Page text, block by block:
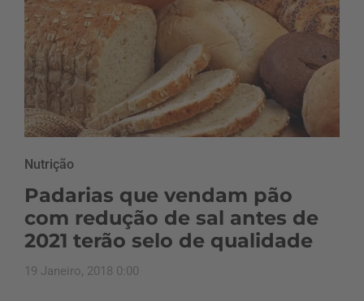
Nutrição
Padarias que vendam pão
com redução de sal antes de
2021 terão selo de qualidade
19 Janeiro, 2018 0:00